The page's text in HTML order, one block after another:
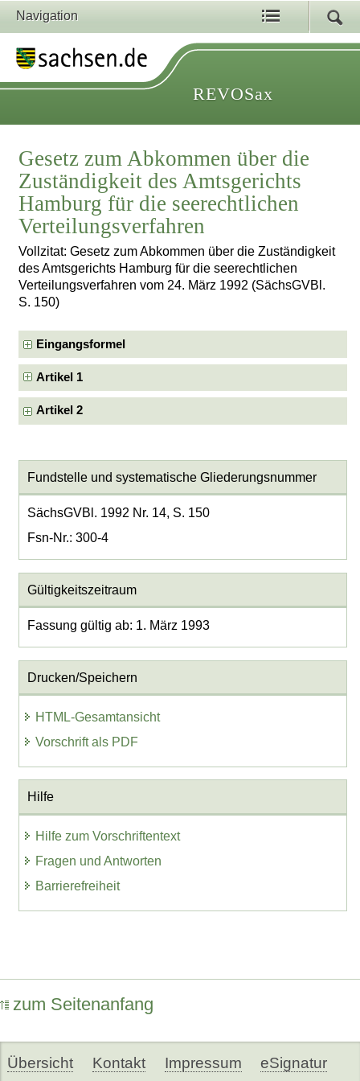
Navigation
REVOSax
Gesetz zum Abkommen über die
Zuständigkeit des Amtsgerichts
Hamburg für die seerechtlichen
Verteilungsverfahren
Vollzitat: Gesetz zum Abkommen über die Zuständigkeit
des Amtsgerichts Hamburg für die seerechtlichen
Verteilungsverfahren vom 24. März 1992 (SächsGVBl.
S. 150)
Eingangsformel
Artikel 1
Artikel 2
Fundstelle und systematische Gliederungsnummer
SächsGVBl. 1992 Nr. 14, S. 150
Fsn-Nr.: 300-4
Gültigkeitszeitraum
Fassung gültig ab: 1. März 1993
Drucken/Speichern
HTML-Gesamtansicht
Vorschrift als PDF
Hilfe
Hilfe zum Vorschriftentext
Fragen und Antworten
Barrierefreiheit
zum Seitenanfang
Übersicht Kontakt Impressum eSignatur